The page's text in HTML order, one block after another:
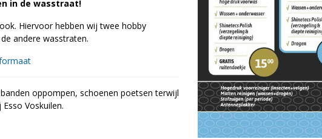
in de wasstraat!
Hiervoor hebben wij twee hobby
andere wasstraten.
oppompen, schoenen poetsen terwijl
Voskuilen.